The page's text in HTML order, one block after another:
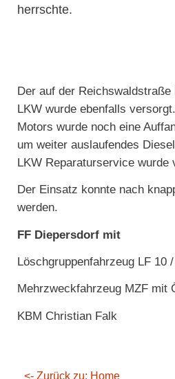
herrschte.
Der auf der
LKW wurde ebenfalls
Motors wurde noch eine
um weiter auslaufendes
LKW Reparaturservice wurde
Der Einsatz konnte nach
werden.
FF Diepersdorf mit
Löschgruppenfahrzeug LF 10
Mehrzweckfahrzeug MZF mit
KBM Christian Falk
<- Zurück zu: Home